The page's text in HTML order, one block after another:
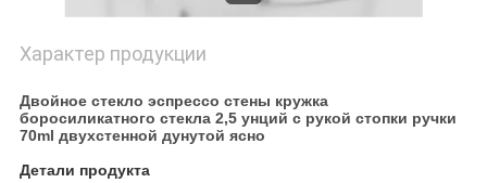
Характер продукции
Двойное стекло эспрессо стены кружка
боросиликатного стекла 2,5 унций с рукой стопки ручки
70ml двухстенной дунутой ясно
Детали продукта